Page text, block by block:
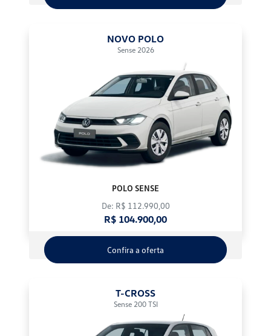
NOVO POLO
Sense 2026
POLO SENSE
De: R$ 112.990,00
R$ 104.900,00
Confira a oferta
T-CROSS
Sense 200 TSI